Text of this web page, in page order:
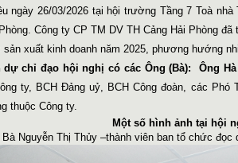
ngày 26/03/2026tại hội trường Tầng 7 Toà nhà
Công ty CP TM DV TH Cảng Hải Phòng
sản xuất kinh doanh năm 2025, phương hướng
dự chỉ đạo hội nghị có các Ông (Bà): Ông
ty, BCH Đảng uỷ, BCH Công đoàn, các Phó
thuộc Công ty.
Một số hình ảnh tại hội
Bà Nguyễn Thị Thủy –thành viên ban tổ chức đọc